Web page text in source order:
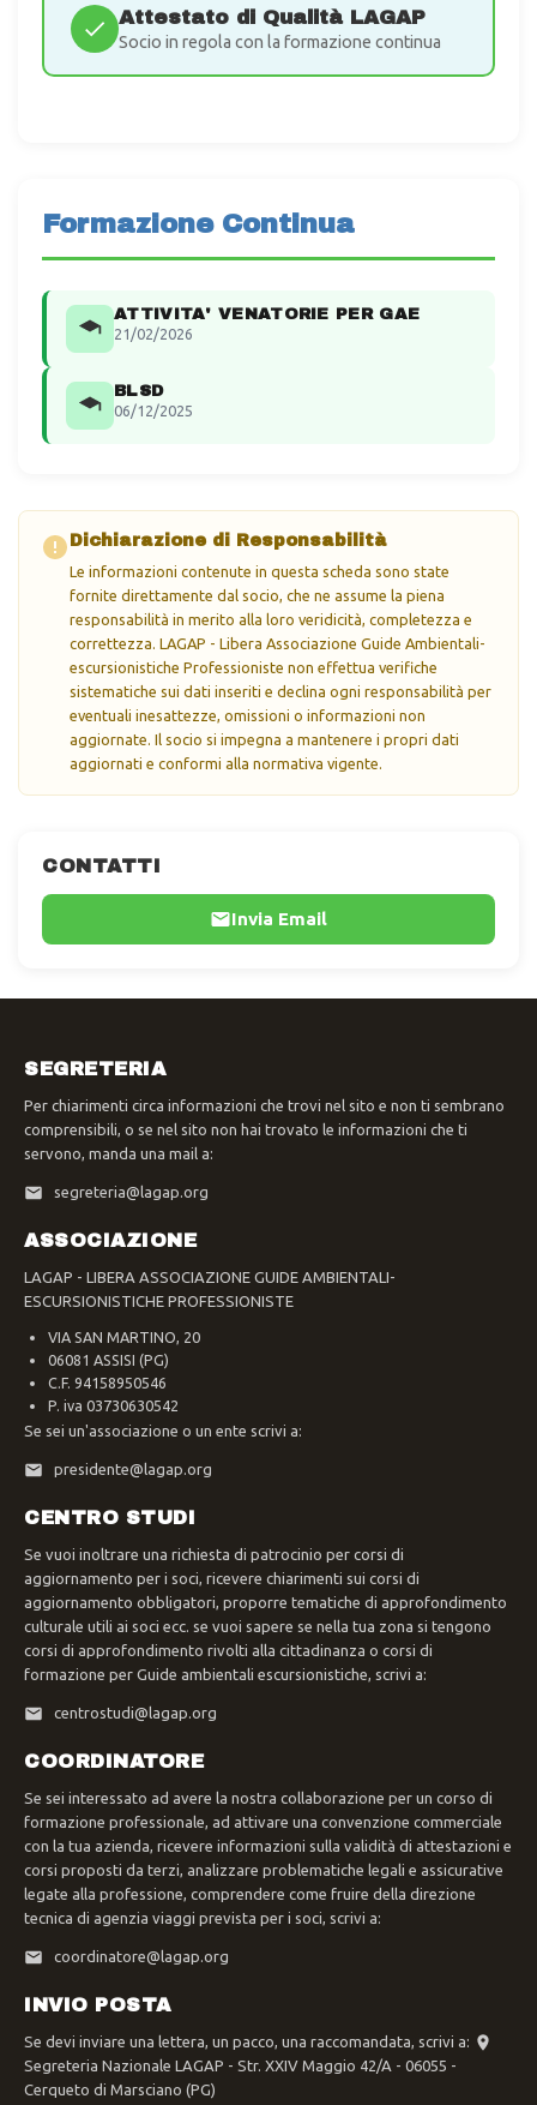
CONTATTI
Invia Email
Attestato di Qualità LAGAP
Socio in regola con la formazione continua
Formazione Continua
ATTIVITA' VENATORIE PER GAE
21/02/2026
BLSD
06/12/2025
Dichiarazione di Responsabilità
Le informazioni contenute in questa scheda sono state
fornite direttamente dal socio, che ne assume la piena
responsabilità in merito alla loro veridicità, completezza e
correttezza. LAGAP - Libera Associazione Guide Ambientali-
escursionistiche Professioniste non effettua verifiche
sistematiche sui dati inseriti e declina ogni responsabilità per
eventuali inesattezze, omissioni o informazioni non
aggiornate. Il socio si impegna a mantenere i propri dati
aggiornati e conformi alla normativa vigente.
SEGRETERIA
Per chiarimenti circa informazioni che trovi nel sito e non ti sembrano
comprensibili, o se nel sito non hai trovato le informazioni che ti
servono, manda una mail a:
segreteria@lagap.org
ASSOCIAZIONE
LAGAP - LIBERA ASSOCIAZIONE GUIDE AMBIENTALI-
ESCURSIONISTICHE PROFESSIONISTE
VIA SAN MARTINO, 20
06081 ASSISI (PG)
C.F. 94158950546
P. iva 03730630542
Se sei un'associazione o un ente scrivi a:
presidente@lagap.org
CENTRO STUDI
Se vuoi inoltrare una richiesta di patrocinio per corsi di
aggiornamento per i soci, ricevere chiarimenti sui corsi di
aggiornamento obbligatori, proporre tematiche di approfondimento
culturale utili ai soci ecc. se vuoi sapere se nella tua zona si tengono
corsi di approfondimento rivolti alla cittadinanza o corsi di
formazione per Guide ambientali escursionistiche, scrivi a:
centrostudi@lagap.org
COORDINATORE
Se sei interessato ad avere la nostra collaborazione per un corso di
formazione professionale, ad attivare una convenzione commerciale
con la tua azienda, ricevere informazioni sulla validità di attestazioni e
corsi proposti da terzi, analizzare problematiche legali e assicurative
legate alla professione, comprendere come fruire della direzione
tecnica di agenzia viaggi prevista per i soci, scrivi a:
coordinatore@lagap.org
INVIO POSTA
Se devi inviare una lettera, un pacco, una raccomandata, scrivi a:
Segreteria Nazionale LAGAP - Str. XXIV Maggio 42/A - 06055 -
Cerqueto di Marsciano (PG)